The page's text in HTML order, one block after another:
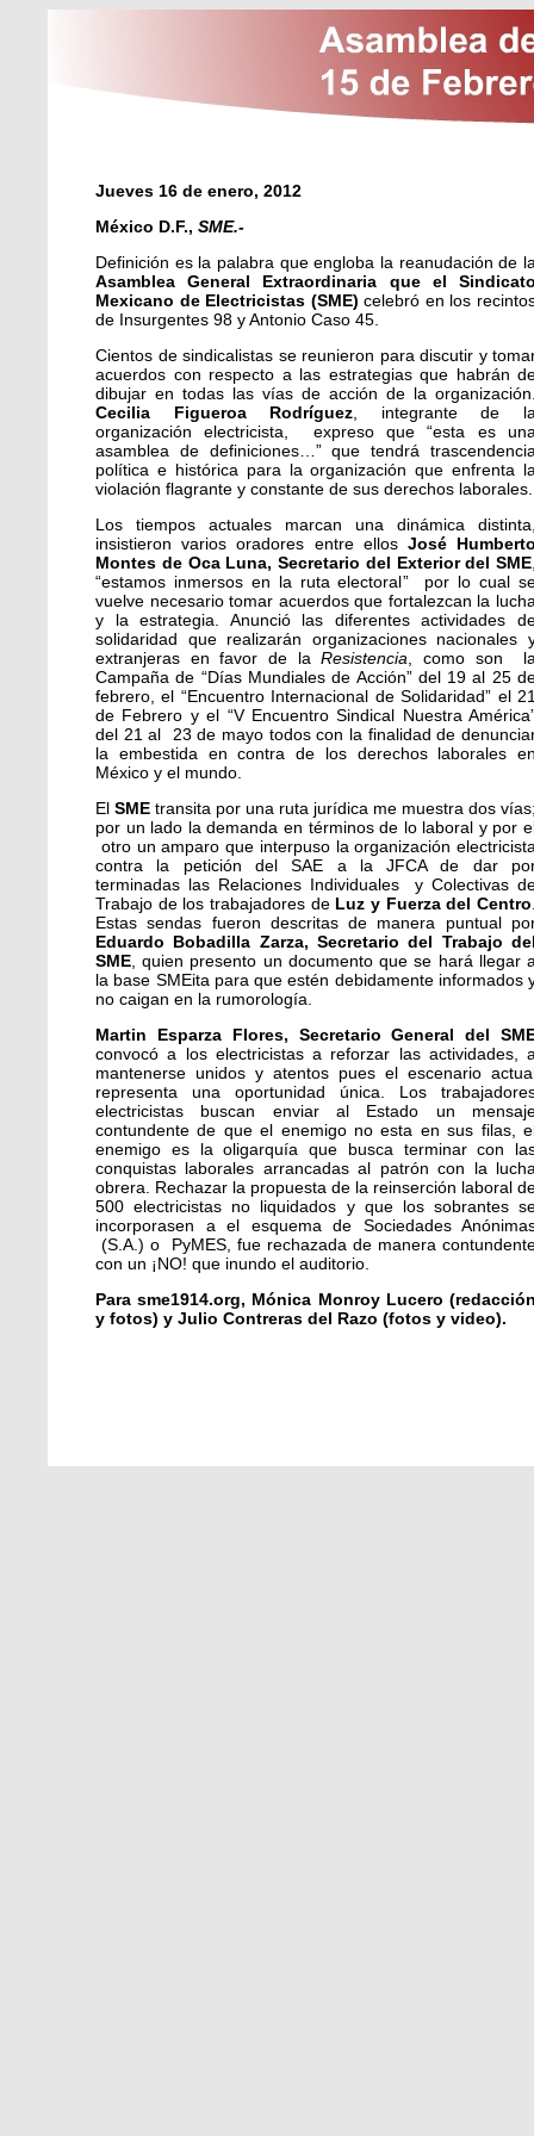
Jueves 16 de enero, 2012
México D.F., SME.-
Definición es la palabra que engloba la reanudación de
Asamblea General Extraordinaria que el
Mexicano de Electricistas (SME) celebró en los
de Insurgentes 98 y Antonio Caso 45.
Cientos de sindicalistas se reunieron para discutir y
acuerdos con respecto a las estrategias que habrán
dibujar en todas las vías de acción de la
Cecilia Figueroa Rodríguez , integrante de
organización electricista, expreso que “esta es
asamblea de definiciones…” que tendrá
política e histórica para la organización que enfrenta
violación flagrante y constante de sus derechos laborales.
Los tiempos actuales marcan una dinámica
insistieron varios oradores entre ellos José
Montes de Oca Luna, Secretario del Exterior del SME
“estamos inmersos en la ruta electoral” por lo cual
vuelve necesario tomar acuerdos que fortalezcan la
y la estrategia. Anunció las diferentes actividades
solidaridad que realizarán organizaciones nacionales
extranjeras en favor de laResistencia , como son
Campaña de “Días Mundiales de Acción” del 19 al 25
febrero, el “Encuentro Internacional de Solidaridad” el
de Febrero y el “V Encuentro Sindical Nuestra
del 21 al 23 de mayo todos con la finalidad de
la embestida en contra de los derechos laborales
México y el mundo.
El SME transita por una ruta jurídica me muestra dos
por un lado la demanda en términos de lo laboral y por
otro un amparo que interpuso la organización
contra la petición del SAE a la JFCA de dar
terminadas las Relaciones Individuales y Colectivas
Trabajo de los trabajadores de Luz y Fuerza del Centro
Estas sendas fueron descritas de manera puntual
Eduardo Bobadilla Zarza, Secretario del Trabajo
SME , quien presento un documento que se hará llegar
la base SMEita para que estén debidamente informados
no caigan en la rumorología.
Martin Esparza Flores, Secretario General del
convocó a los electricistas a reforzar las actividades,
mantenerse unidos y atentos pues el escenario
representa una oportunidad única. Los
electricistas buscan enviar al Estado un
contundente de que el enemigo no esta en sus filas,
enemigo es la oligarquía que busca terminar con
conquistas laborales arrancadas al patrón con la
obrera. Rechazar la propuesta de la reinserción laboral
500 electricistas no liquidados y que los sobrantes
incorporasen a el esquema de Sociedades
(S.A.) o PyMES, fue rechazada de manera
con un ¡NO! que inundo el auditorio.
Para sme1914.org, Mónica Monroy Lucero
y fotos) y Julio Contreras del Razo (fotos y video).